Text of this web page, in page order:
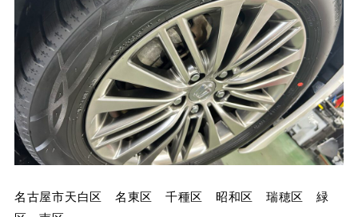
名古屋市天白区 名東区 千種区 昭和区 瑞穂区 緑